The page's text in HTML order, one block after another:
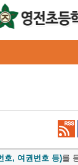
호, 여권번호 등)를